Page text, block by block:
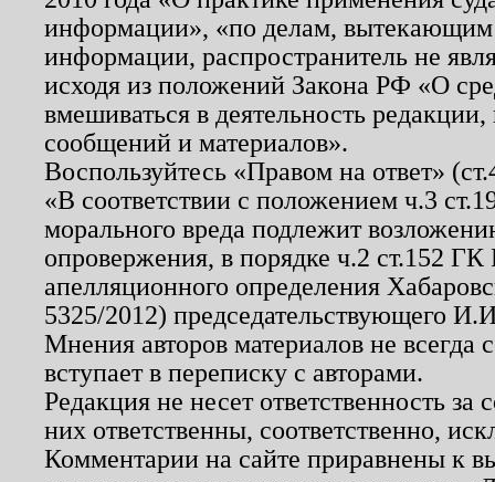
информации», «по делам, вытекающим
информации, распространитель не
исходя из положений Закона РФ «О
вмешиваться в деятельность
сообщений и материалов».
Воспользуйтесь «Правом на ответ»
«В соответствии с положением ч.3
морального вреда подлежит
опровержения, в порядке ч.2 ст.152
апелляционного определения
5325/2012) председательствующего
Мнения авторов материалов не
вступает в переписку с авторами.
Редакция не несет ответственность
них ответственны, соответственно,
Комментарии на сайте приравнены к